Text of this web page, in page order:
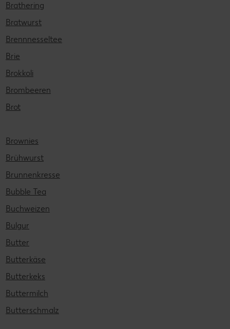
Brathering
Bratwurst
Brennnesseltee
Brie
Brokkoli
Brombeeren
Brot
Brownies
Brühwurst
Brunnenkresse
Bubble Tea
Buchweizen
Bulgur
Butter
Butterkäse
Butterkeks
Buttermilch
Butterschmalz